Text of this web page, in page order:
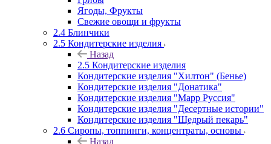
Ягоды, Фрукты
Свежие овощи и фрукты
2.4 Блинчики
2.5 Кондитерские изделия
Назад
2.5 Кондитерские изделия
Кондитерские изделия "Хилтон" (Бенье)
Кондитерские изделия "Донатика"
Кондитерские изделия "Марр Руссия"
Кондитерские изделия "Десертные истории"
Кондитерские изделия "Щедрый пекарь"
2.6 Сиропы, топпинги, концентраты, основы
Назад